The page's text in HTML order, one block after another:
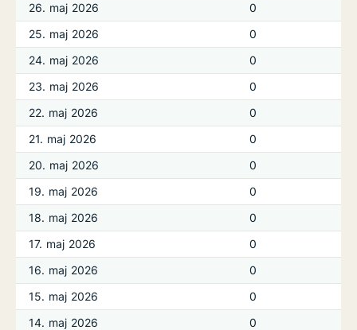
26. maj 2026
0
25. maj 2026
0
24. maj 2026
0
23. maj 2026
0
22. maj 2026
0
21. maj 2026
0
20. maj 2026
0
19. maj 2026
0
18. maj 2026
0
17. maj 2026
0
16. maj 2026
0
15. maj 2026
0
14. maj 2026
0